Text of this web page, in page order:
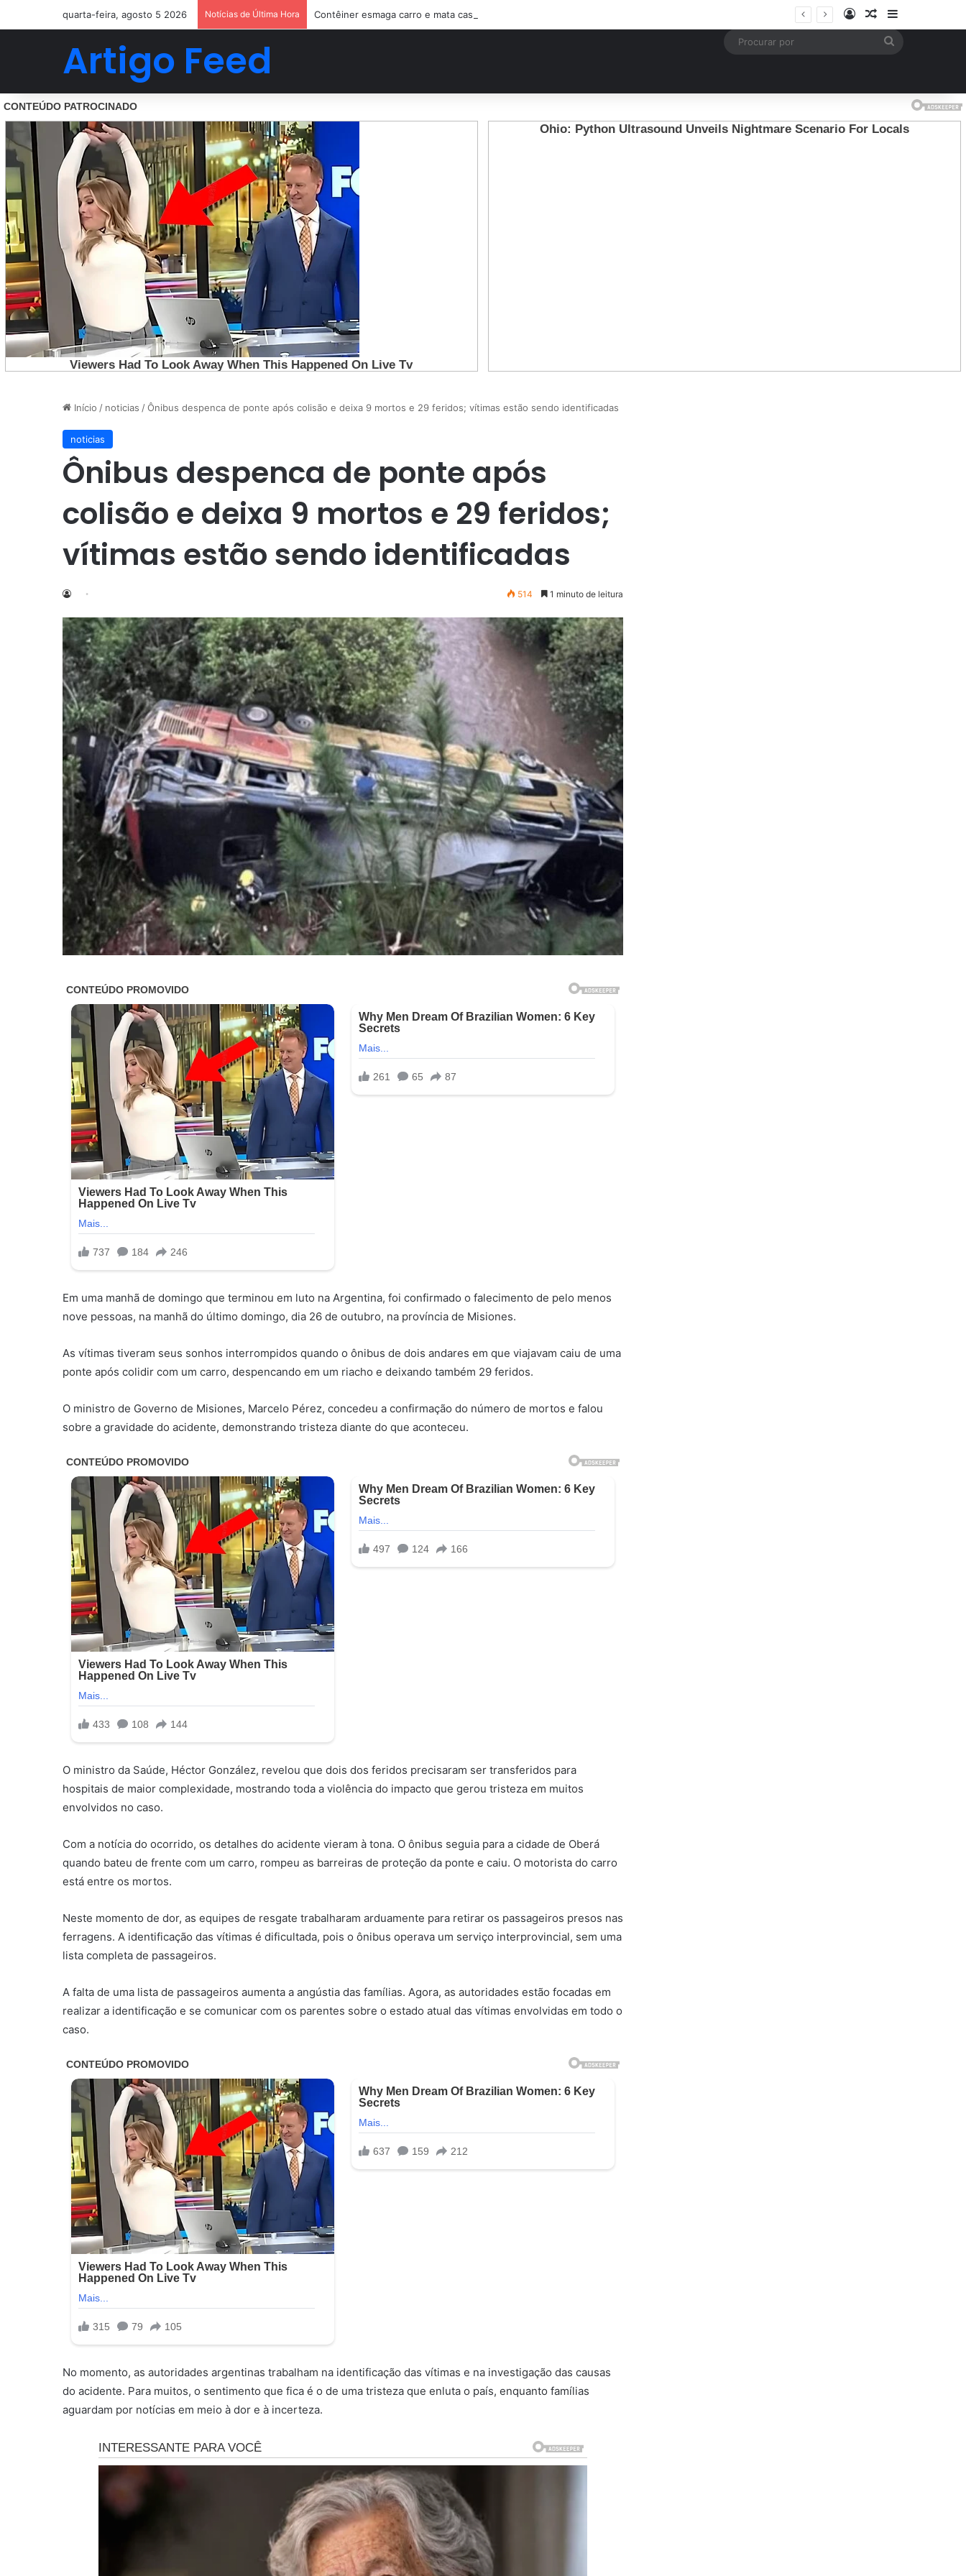
quarta-feira, agosto 5 2026 Notícias de Última Hora Contêiner esmaga carro e mata casal na BR-470; filho sobreviveu…Ver mais EntrarArtigo aleatório
Barra Lateral
Artigo Feed
Início / noticias /Ônibus despenca de ponte após colisão e deixa 9 mortos e 29 feridos; vítimas estão sendo identificadas
noticias
Ônibus despenca de ponte após
colisão e deixa 9 mortos e 29 feridos;
vítimas estão sendo identificadas
514 1 minuto de leitura
Em uma manhã de domingo que terminou em luto na Argentina, foi confirmado o falecimento de pelo menos
nove pessoas, na manhã do último domingo, dia 26 de outubro, na província de Misiones.
As vítimas tiveram seus sonhos interrompidos quando o ônibus de dois andares em que viajavam caiu de uma
ponte após colidir com um carro, despencando em um riacho e deixando também 29 feridos.
O ministro de Governo de Misiones, Marcelo Pérez, concedeu a confirmação do número de mortos e falou
sobre a gravidade do acidente, demonstrando tristeza diante do que aconteceu.
O ministro da Saúde, Héctor González, revelou que dois dos feridos precisaram ser transferidos para
hospitais de maior complexidade, mostrando toda a violência do impacto que gerou tristeza em muitos
envolvidos no caso.
Com a notícia do ocorrido, os detalhes do acidente vieram à tona. O ônibus seguia para a cidade de Oberá
quando bateu de frente com um carro, rompeu as barreiras de proteção da ponte e caiu. O motorista do carro
está entre os mortos.
Neste momento de dor, as equipes de resgate trabalharam arduamente para retirar os passageiros presos nas
ferragens. A identificação das vítimas é dificultada, pois o ônibus operava um serviço interprovincial, sem uma
lista completa de passageiros.
A falta de uma lista de passageiros aumenta a angústia das famílias. Agora, as autoridades estão focadas em
realizar a identificação e se comunicar com os parentes sobre o estado atual das vítimas envolvidas em todo o
caso.
No momento, as autoridades argentinas trabalham na identificação das vítimas e na investigação das causas
do acidente. Para muitos, o sentimento que fica é o de uma tristeza que enluta o país, enquanto famílias
aguardam por notícias em meio à dor e à incerteza.